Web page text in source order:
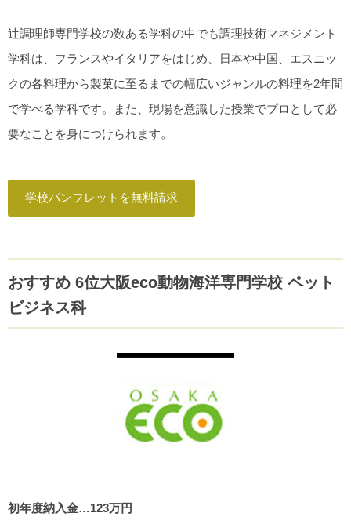
辻調理師専門学校の数ある学科の中でも調理技術マネジメント
学科は、フランスやイタリアをはじめ、日本や中国、エスニッ
クの各料理から製菓に至るまでの幅広いジャンルの料理を2年間
で学べる学科です。また、現場を意識した授業でプロとして必
要なことを身につけられます。
学校パンフレットを無料請求
おすすめ 6位大阪eco動物海洋専門学校 ペット
ビジネス科
初年度納入金…123万円